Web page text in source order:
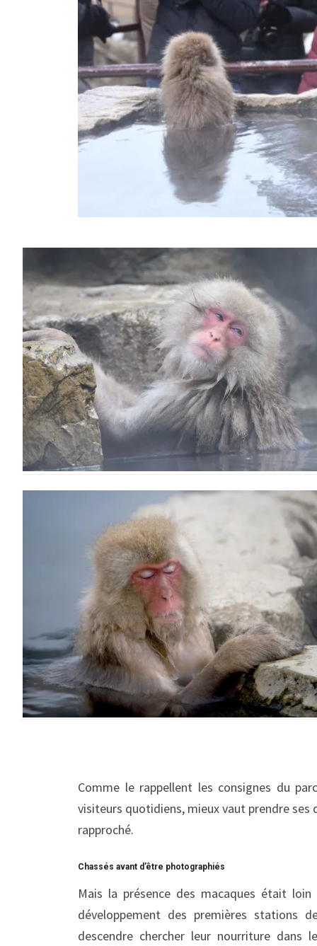
Comme le rappellent les consignes du
visiteurs quotidiens, mieux vaut prendre
rapproché.
Chassés avant d’être photographiés
Mais la présence des macaques était loin
développement des premières stations
descendre chercher leur nourriture dans